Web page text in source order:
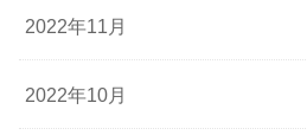
2022年11月
2022年10月